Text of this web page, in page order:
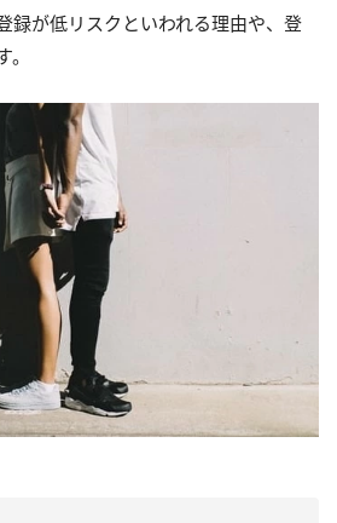
録が低リスクといわれる理由や、登